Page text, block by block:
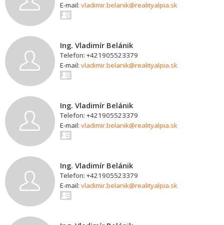
E-mail: vladimir.belanik@realityalpia.sk
Ing. Vladimír Belánik
Telefon: +421905523379
E-mail: vladimir.belanik@realityalpia.sk
Ing. Vladimír Belánik
Telefon: +421905523379
E-mail: vladimir.belanik@realityalpia.sk
Ing. Vladimír Belánik
Telefon: +421905523379
E-mail: vladimir.belanik@realityalpia.sk